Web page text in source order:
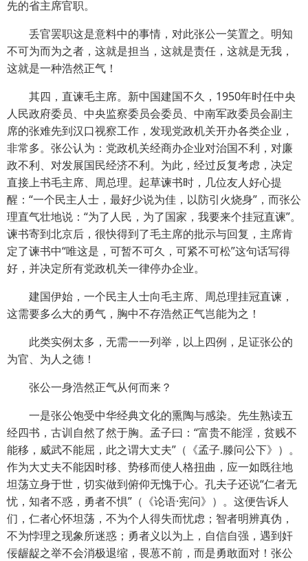
先的省主席官职。
丢官罢职这是意料中的事情，对此张公一笑置之。明知
不可为而为之者，这就是担当，这就是责任，这就是无我，
这就是一种浩然正气！
其四，直谏毛主席。新中国建国不久，1950年时任中央
人民政府委员、中央监察委员会委员、中南军政委员会副主
席的张难先到汉口视察工作，发现党政机关开办各类企业，
非常多。张公认为：党政机关经商办企业对治国不利，对廉
政不利、对发展国民经济不利。为此，经过反复考虑，决定
直接上书毛主席、周总理。起草谏书时，几位友人好心提
醒：“一个民主人士，最好少说为佳，以防引火烧身”，而张公
理直气壮地说：“为了人民，为了国家，我要来个挂冠直谏”。
谏书寄到北京后，很快得到了毛主席的批示与回复，主席肯
定了谏书中“唯这是，可暂不可久，可紧不可松”这句话写得
好，并决定所有党政机关一律停办企业。
建国伊始，一个民主人士向毛主席、周总理挂冠直谏，
这需要多么大的勇气，胸中不存浩然正气岂能为之！
此类实例太多，无需一一列举，以上四例，足证张公的
为官、为人之德！
张公一身浩然正气从何而来？
一是张公饱受中华经典文化的熏陶与感染。先生熟读五
经四书，古训自然了然于胸。孟子曰：“富贵不能淫，贫贱不
能移，威武不能屈，此之谓大丈夫”（《孟子.滕问公下》）。
作为大丈夫不能因时移、势移而使人格扭曲，应一如既往地
坦荡立身于世，切实做到俯仰无愧于心。孔夫子还说“仁者无
忧，知者不惑，勇者不惧”（《论语·宪问》）。这便告诉人
们，仁者心怀坦荡，不为个人得失而忧虑；智者明辨真伪，
不为悖理之现象所迷惑；勇者义以为上，自信自强，遇到奸
佞龌龊之举不会消极退缩，畏葸不前，而是勇敢面对！张公